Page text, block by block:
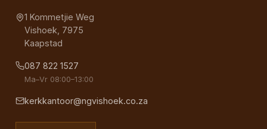
1 Kommetjie Weg
Vishoek, 7975
Kaapstad
087 822 1527
Ma–Vr 08:00–13:00
kerkkantoor@ngvishoek.co.za